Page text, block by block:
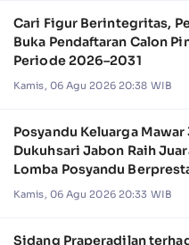
Cari Figur Berintegritas,
Buka Pendaftaran Calon
Periode 2026–2031
Kamis, 06 Agu 2026 20:38 WIB
Posyandu Keluarga Mawar
Dukuhsari Jabon Raih
Lomba Posyandu
Jawa Timur 2026
Kamis, 06 Agu 2026 20:33 WIB
Sidang Praperadilan